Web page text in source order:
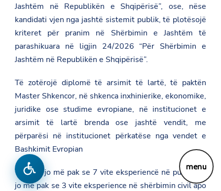
menu
Jashtëm në Republikën e Shqipërisë”, ose, nëse
kandidati vjen nga jashtë sistemit publik, të plotësojë
kriteret për pranim në Shërbimin e Jashtëm të
parashikuara në ligjin 24/2026 “Për Shërbimin e
Jashtëm në Republikën e Shqipërisë”.
Të zotërojë diplomë të arsimit të lartë, të paktën
Master Shkencor, në shkenca inxhinierike, ekonomike,
juridike ose studime evropiane, në institucionet e
arsimit të lartë brenda ose jashtë vendit, me
përparësi në institucionet përkatëse nga vendet e
Bashkimit Evropian
Të ketë jo më pak se 7 vite eksperiencë në punë dhe
jo më pak se 3 vite eksperience në shërbimin civil apo